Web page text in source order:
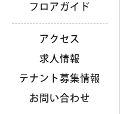
フロアガイド
アクセス
求人情報
テナント募集情報
お問い合わせ